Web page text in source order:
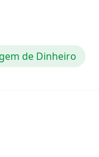
de Dinheiro